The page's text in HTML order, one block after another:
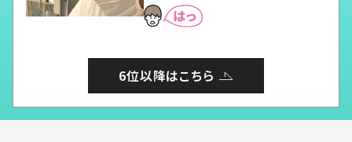
6位以降はこちら